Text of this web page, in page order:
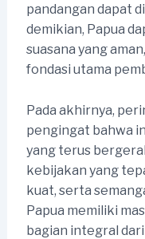
pandangan dapat
demikian, Papua
suasana yang
fondasi utama
Pada akhirnya,
pengingat bahwa
yang terus
kebijakan yang
kuat, serta
Papua memiliki
bagian integral